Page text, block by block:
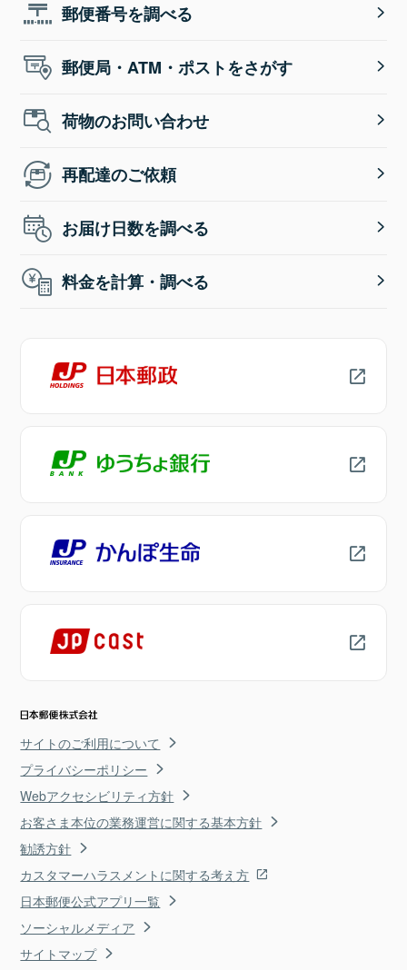
郵便番号を調べる
郵便局・ATM・ポストをさがす
荷物のお問い合わせ
再配達のご依頼
お届け日数を調べる
料金を計算・調べる
サイトのご利用について
プライバシーポリシー
Webアクセシビリティ方針
お客さま本位の業務運営に関する基本方針
勧誘方針
カスタマーハラスメントに関する考え方
日本郵便公式アプリ一覧
ソーシャルメディア
サイトマップ